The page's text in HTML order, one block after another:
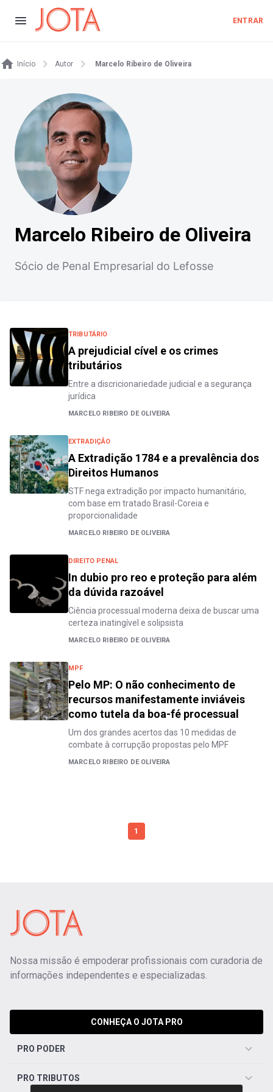
ENTRAR
Início Autor Marcelo Ribeiro de Oliveira
Marcelo Ribeiro de Oliveira
Sócio de Penal Empresarial do Lefosse
TRIBUTÁRIO
A prejudicial cível e os crimes
tributários
Entre a discricionariedade judicial e a segurança
jurídica
MARCELO RIBEIRO DE OLIVEIRA
EXTRADIÇÃO
A Extradição 1784 e a prevalência dos
Direitos Humanos
STF nega extradição por impacto humanitário,
com base em tratado Brasil-Coreia e
proporcionalidade
MARCELO RIBEIRO DE OLIVEIRA
DIREITO PENAL
In dubio pro reo e proteção para além
da dúvida razoável
Ciência processual moderna deixa de buscar uma
certeza inatingível e solipsista
MARCELO RIBEIRO DE OLIVEIRA
MPF
Pelo MP: O não conhecimento de
recursos manifestamente inviáveis
como tutela da boa-fé processual
Um dos grandes acertos das 10 medidas de
combate à corrupção propostas pelo MPF
MARCELO RIBEIRO DE OLIVEIRA
1
Nossa missão é empoderar profissionais com curadoria de
informações independentes e especializadas.
CONHEÇA O JOTA PRO
PRO PODER
PRO TRIBUTOS